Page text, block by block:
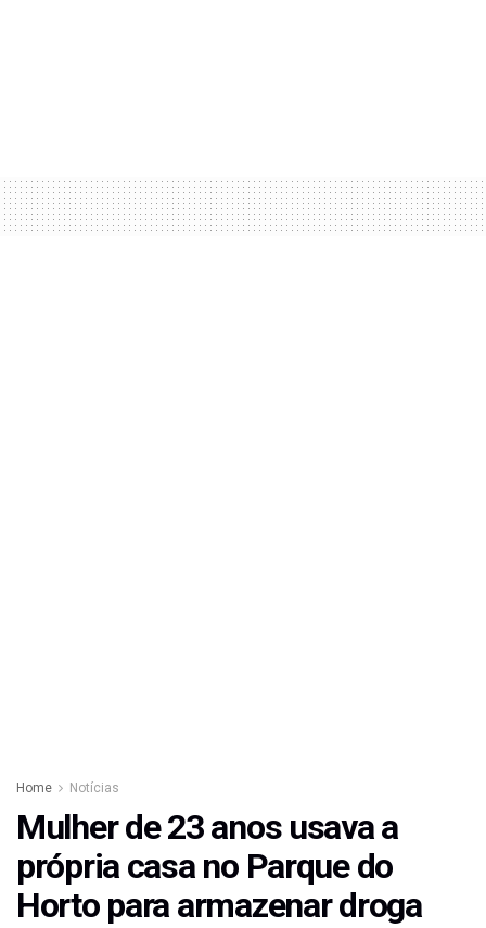
Home Notícias
Mulher de 23 anos usava a
própria casa no Parque do
Horto para armazenar droga